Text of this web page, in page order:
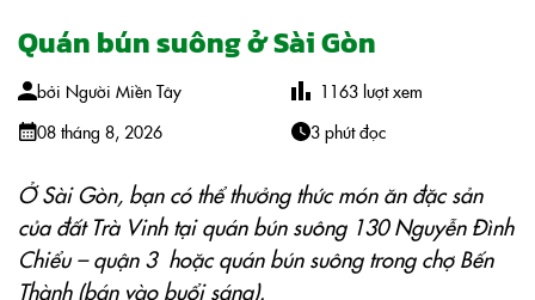
Quán bún suông ở Sài Gòn
bởi Người Miền Tây
08 tháng 8, 2026
1163 lượt xem
3 phút đọc
Ở Sài Gòn, bạn có thể thưởng thức món ăn đặc sản
của đất Trà Vinh tại quán bún suông 130 Nguyễn Đình
Chiểu – quận 3 hoặc quán bún suông trong chợ Bến
Thành (bán vào buổi sáng).